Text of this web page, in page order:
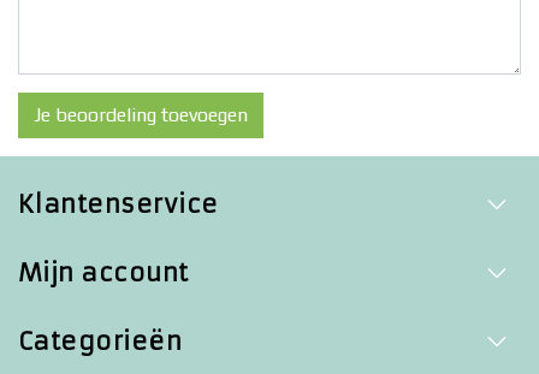
Je beoordeling toevoegen
Klantenservice
Mijn account
Categorieën